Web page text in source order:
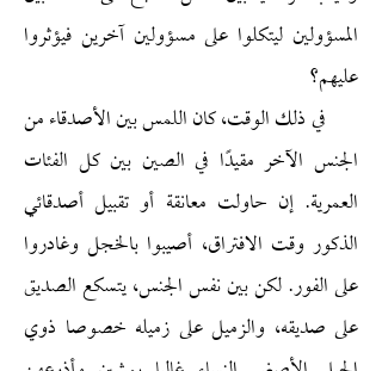
المسؤولين ليتكلوا على مسؤولين آخرين فيؤثروا
عليهم؟
في ذلك الوقت، كان اللمس بين الأصدقاء من
الجنس الآخر مقيدًا في الصين بين كل الفئات
العمرية. إن حاولت معانقة أو تقبيل أصدقائي
الذكور وقت الافتراق، أصيبوا بالخجل وغادروا
على الفور. لكن بين نفس الجنس، يتسكع الصديق
على صديقه، والزميل على زميله خصوصا ذوي